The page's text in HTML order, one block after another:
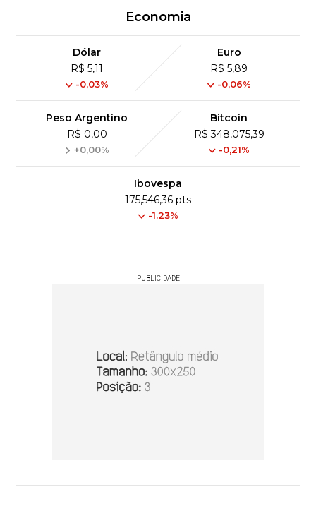
Economia
Dólar
R$ 5,11
-0,03%
Euro
R$ 5,89
-0,06%
Peso Argentino
R$ 0,00
+0,00%
Bitcoin
R$ 348,075,39
-0,21%
Ibovespa
175,546,36 pts
-1.23%
PUBLICIDADE